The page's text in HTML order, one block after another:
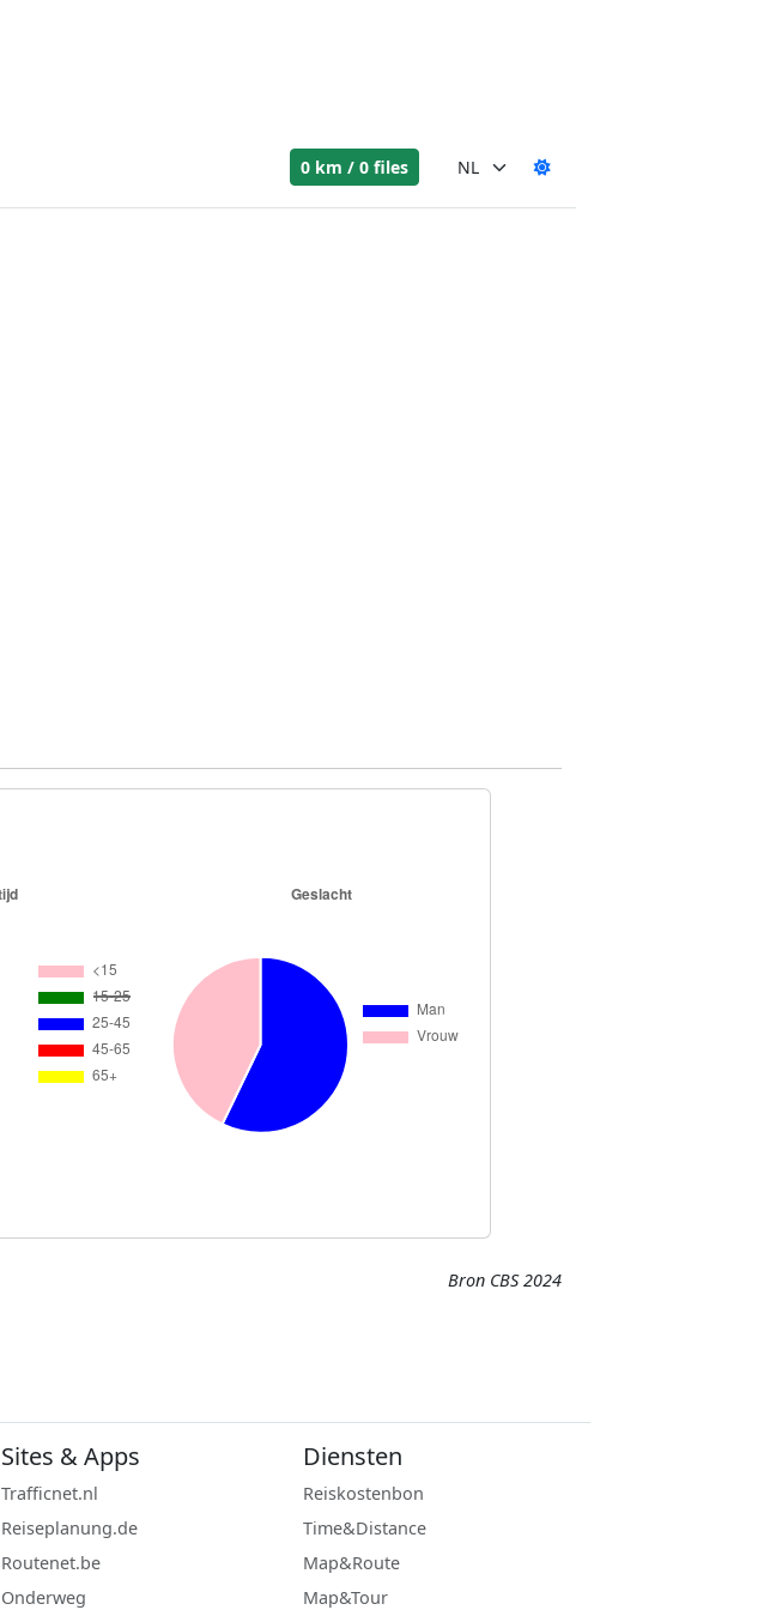
0 km / 0 files
Bron CBS 2024
Sites & Apps
Trafficnet.nl
Reiseplanung.de
Routenet.be
Onderweg
Diensten
Reiskostenbon
Time&Distance
Map&Route
Map&Tour